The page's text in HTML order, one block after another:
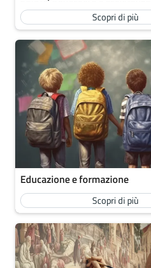
Scopri di più
Educazione e formazione
Scopri di più